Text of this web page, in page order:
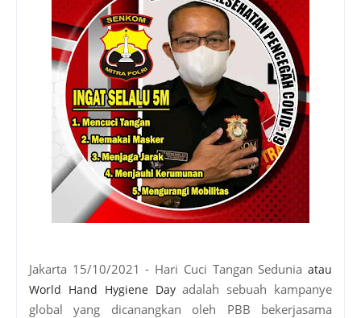
Jakarta 15/10/2021 - Hari Cuci Tangan Sedunia atau
World Hand Hygiene Dayadalah sebuah kampanye
global yang dicanangkan oleh PBB bekerjasama